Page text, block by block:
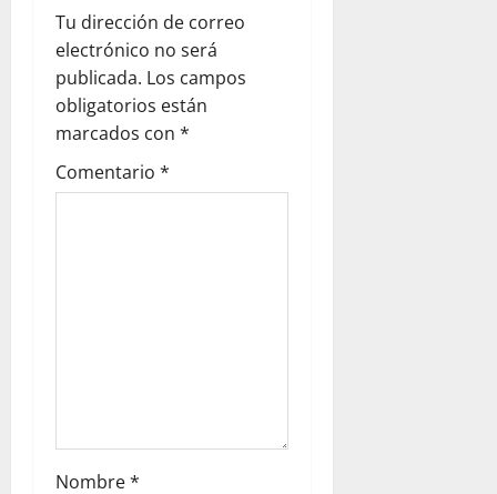
Tu dirección de correo
electrónico no será
publicada. Los campos
obligatorios están
marcados con *
Comentario *
Nombre*